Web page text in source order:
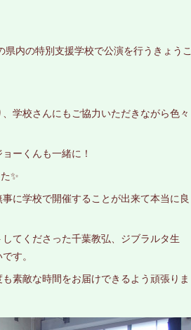
内の特別支援学校で公演を行うきょうこ
学校さんにもご協力いただきながら色々
ーくんも一緒に！
✨
に学校で開催することが出来て本当に良
てくださった千葉教弘、ジブラルタ生
す。
素敵な時間をお届けできるよう頑張りま